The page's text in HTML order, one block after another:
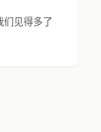
们见得多了
仅用于设计咨询服务